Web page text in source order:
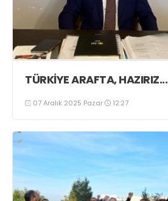
TÜRKİYE ARAFTA, HAZIRIZ...
07 Aralık 2025 Pazar 12:27